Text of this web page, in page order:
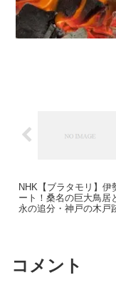
NHK【ブラタモリ】伊
ート！桑名の巨大鳥居
永の追分・神戸の木戸
コメント